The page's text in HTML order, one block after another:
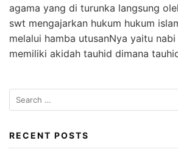
agama yang di turunka langsung
swt mengajarkan hukum hukum
melalui hamba utusanNya yaitu
memiliki akidah tauhid dimana
Search
for:
RECENT POSTS